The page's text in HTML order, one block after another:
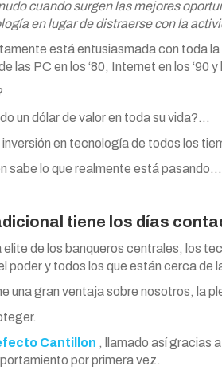
cuando surgen las mejores
en lugar de distraerse con la
está entusiasmada con toda la
las PC en los ‘80, Internet en los ‘90
un dólar de valor en toda su vida?…
en tecnología de todos los
sabe lo que realmente está pasando…
tiene los días
elite de los banqueros centrales, los
poder y todos los que están cerca de
una gran ventaja sobre nosotros, la
Cantillon , llamado así gracias
por primera vez.